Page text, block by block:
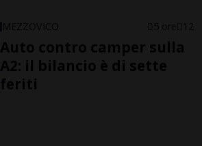
MEZZOVICO 5 ore 12
Auto contro camper sulla
A2: il bilancio è di sette
feriti